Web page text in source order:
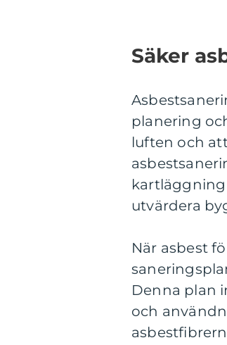
Säker
planering
luften och
kartläggning
utvärdera
När asbest
Denna plan
och